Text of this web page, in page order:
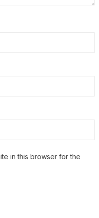
in this browser for the